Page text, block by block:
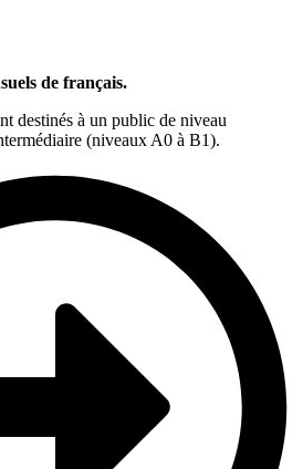
de français.
destinés à un public de niveau
(niveaux A0 à B1).